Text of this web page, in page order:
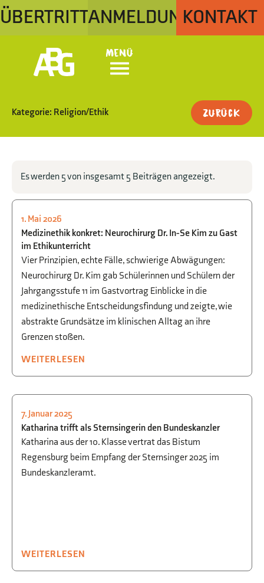
ÜBERTRITTANMELDUNGKONTAKT
Menü
Kategorie: Religion/Ethik Zurück
Es werden 5 von insgesamt 5 Beiträgen angezeigt.
RELIGION/ETHIK
1. Mai 2026
Medizinethik konkret: Neurochirurg Dr. In-Se Kim zu Gast
im Ethikunterricht
Vier Prinzipien, echte Fälle, schwierige Abwägungen:
Neurochirurg Dr. Kim gab Schülerinnen und Schülern der
Jahrgangsstufe 11 im Gastvortrag Einblicke in die
medizinethische Entscheidungsfindung und zeigte, wie
abstrakte Grundsätze im klinischen Alltag an ihre
Grenzen stoßen.
WEITERLESEN
RELIGION/ETHIK
7. Januar 2025
Katharina trifft als Sternsingerin den Bundeskanzler
Katharina aus der 10. Klasse vertrat das Bistum
Regensburg beim Empfang der Sternsinger 2025 im
Bundeskanzleramt.
WEITERLESEN